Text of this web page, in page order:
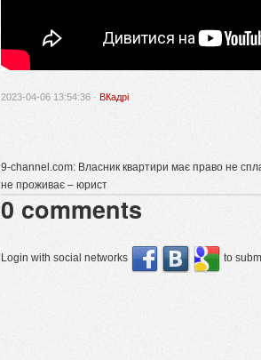
2023-04-06 13:54:36 · ВКадрі
9-channel.com: Власник квартири має право не
не проживає – юрист
0 comments
Login with social networks to